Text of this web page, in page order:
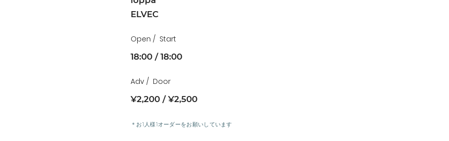
ELVEC
Open
Start
18:00
18:00
Adv
Door
¥2,200
¥2,500
＊お1人様1オーダーをお願いしています